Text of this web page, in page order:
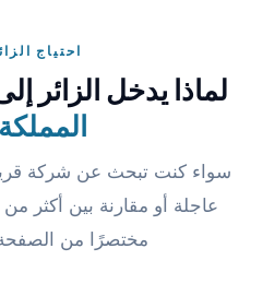
احتياج
لماذا يدخل الزائر
سواء كنت تبحث عن شركة
عاجلة أو مقارنة بين أكثر
مختصرًا من الصفحة